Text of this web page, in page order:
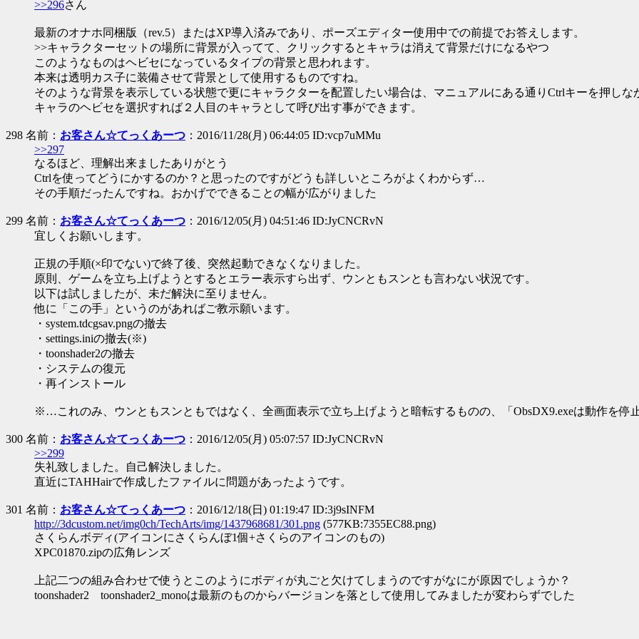
>>296さん
最新のオナホ同梱版（rev.5）またはXP導入済みであり、ポーズエディター使用中での前提でお答えします。
>>キャラクターセットの場所に背景が入ってて、クリックするとキャラは消えて背景だけになるやつ
このようなものはヘビセになっているタイプの背景と思われます。
本来は透明カス子に装備させて背景として使用するものですね。
そのような背景を表示している状態で更にキャラクターを配置したい場合は、マニュアルにある通りCtrlキーを押しな
キャラのヘビセを選択すれば２人目のキャラとして呼び出す事ができます。
298 名前： お客さん☆てっくあーつ ：2016/11/28(月) 06:44:05 ID:vcp7uMMu
>>297
なるほど、理解出来ましたありがとう
Ctrlを使ってどうにかするのか？と思ったのですがどうも詳しいところがよくわからず…
その手順だったんですね。おかげでできることの幅が広がりました
299 名前： お客さん☆てっくあーつ ：2016/12/05(月) 04:51:46 ID:JyCNCRvN
宜しくお願いします。
正規の手順(×印でない)で終了後、突然起動できなくなりました。
原則、ゲームを立ち上げようとするとエラー表示すら出ず、ウンともスンとも言わない状況です。
以下は試しましたが、未だ解決に至りません。
他に「この手」というのがあればご教示願います。
・system.tdcgsav.pngの撤去
・settings.iniの撤去(※)
・toonshader2の撤去
・システムの復元
・再インストール
※…これのみ、ウンともスンともではなく、全画面表示で立ち上げようと暗転するものの、「ObsDX9.exeは動作を停
300 名前： お客さん☆てっくあーつ ：2016/12/05(月) 05:07:57 ID:JyCNCRvN
>>299
失礼致しました。自己解決しました。
直近にTAHHairで作成したファイルに問題があったようです。
301 名前： お客さん☆てっくあーつ ：2016/12/18(日) 01:19:47 ID:3j9sINFM
http://3dcustom.net/img0ch/TechArts/img/1437968681/301.png (577KB:7355EC88.png)
さくらんボディ(アイコンにさくらんぼ1個+さくらのアイコンのもの)
XPC01870.zipの広角レンズ
上記二つの組み合わせで使うとこのようにボディが丸ごと欠けてしまうのですがなにが原因でしょうか？
toonshader2 toonshader2_monoは最新のものからバージョンを落として使用してみましたが変わらずでした